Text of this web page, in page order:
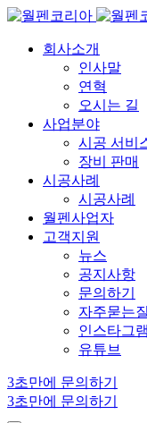
회사소개
인사말
연혁
오시는 길
사업분야
시공 서비
장비 판매
시공사례
시공사례
월펜사업자
고객지원
뉴스
공지사항
문의하기
자주묻는
인스타그램
유튜브
3초만에 문의하기
3초만에 문의하기